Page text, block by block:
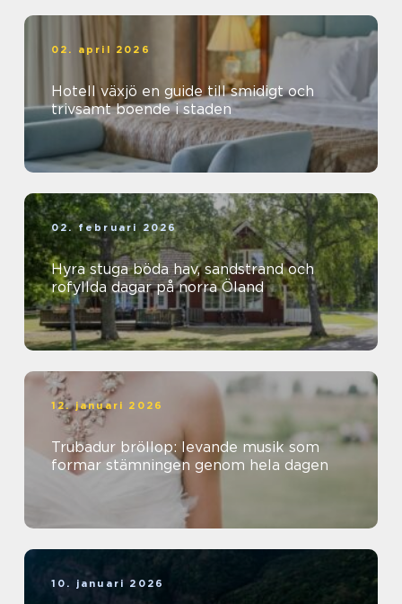
02. april 2026
Hotell växjö en guide till smidigt och
trivsamt boende i staden
02. februari 2026
Hyra stuga böda hav, sandstrand och
rofyllda dagar på norra Öland
12. januari 2026
Trubadur bröllop: levande musik som
formar stämningen genom hela dagen
10. januari 2026